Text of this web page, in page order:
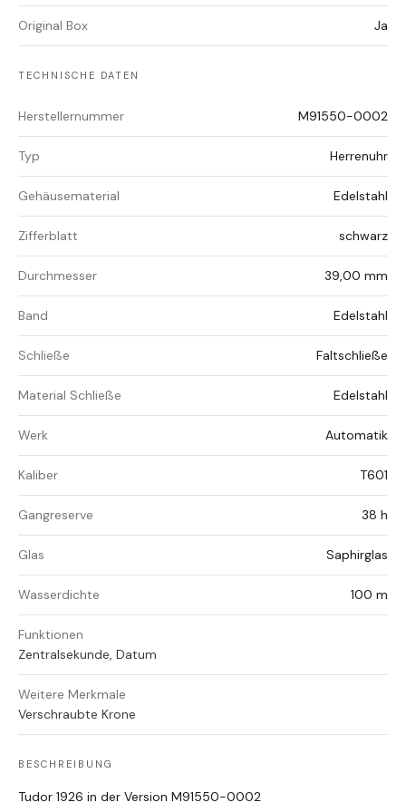
Original Box Ja
TECHNISCHE DATEN
Herstellernummer M91550-0002
Typ Herrenuhr
Gehäusematerial Edelstahl
Zifferblatt schwarz
Durchmesser 39,00 mm
Band Edelstahl
Schließe Faltschließe
Material Schließe Edelstahl
Werk Automatik
Kaliber T601
Gangreserve 38 h
Glas Saphirglas
Wasserdichte 100 m
Funktionen
Zentralsekunde, Datum
Weitere Merkmale
Verschraubte Krone
BESCHREIBUNG
Tudor 1926 in der Version M91550-0002